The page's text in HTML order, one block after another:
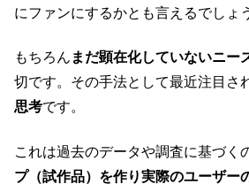
にファンにするかとも言えるでしょ
もちろん まだ顕在化していないニー
切です。その手法として最近注目さ
思考です。
これは過去のデータや調査に基づく
プ（試作品）を作り実際のユーザー